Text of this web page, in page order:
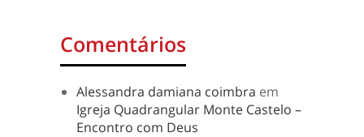
Comentários
Alessandra damiana coimbra em
Igreja Quadrangular Monte Castelo –
Encontro com Deus